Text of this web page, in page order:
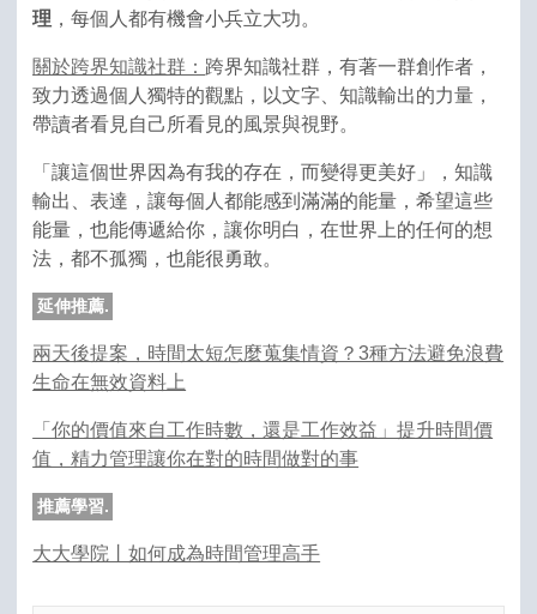
理 ，每個人都有機會小兵立大功。
關於跨界知識社群： 跨界知識社群，有著一群創作者，
致力透過個人獨特的觀點，以文字、知識輸出的力量，
帶讀者看見自己所看見的風景與視野。
「讓這個世界因為有我的存在，而變得更美好」，知識
輸出、表達，讓每個人都能感到滿滿的能量，希望這些
能量，也能傳遞給你，讓你明白，在世界上的任何的想
法，都不孤獨，也能很勇敢。
延伸推薦.
兩天後提案，時間太短怎麼蒐集情資？3種方法避免浪費
生命在無效資料上
「你的價值來自工作時數，還是工作效益」提升時間價
值，精力管理讓你在對的時間做對的事
推薦學習.
大大學院丨如何成為時間管理高手